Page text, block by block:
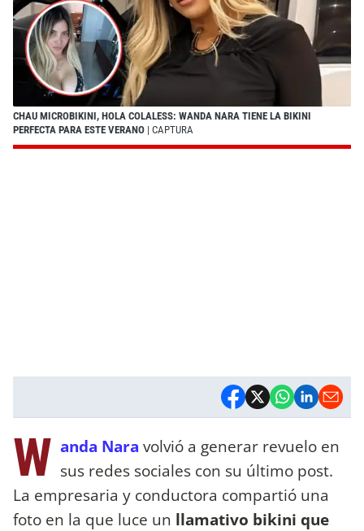
CHAU MICROBIKINI, HOLA COLALESS: WANDA NARA TIENE LA BIKINI
PERFECTA PARA ESTE VERANO | CAPTURA
W anda Nara volvió a generar revuelo en
sus redes sociales con su último post.
La empresaria y conductora compartió una
foto en la que luce un llamativo bikini que